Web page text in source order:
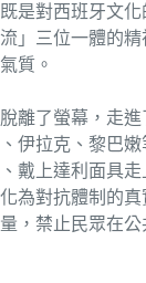
是對西班牙文化
」三位一體的精
質。
離了螢幕，走進
伊拉克、黎巴
戴上達利面具
為對抗體制的
，禁止民眾在公